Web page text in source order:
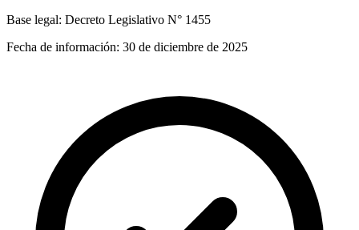
Base legal: Decreto Legislativo N° 1455
Fecha de información: 30 de diciembre de 2025